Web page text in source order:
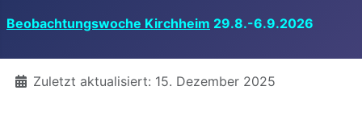
Beobachtungswoche Kirchheim 29.8.-6.9.2026
DetailsZuletzt aktualisiert: 15. Dezember 2025